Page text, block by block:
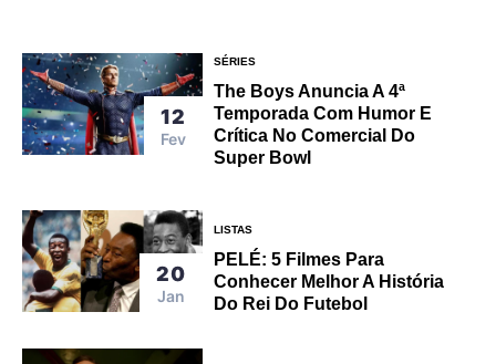
12
Fev
SÉRIES
The Boys Anuncia A 4ª
Temporada Com Humor E
Crítica No Comercial Do
Super Bowl
20
Jan
LISTAS
PELÉ: 5 Filmes Para
Conhecer Melhor A História
Do Rei Do Futebol